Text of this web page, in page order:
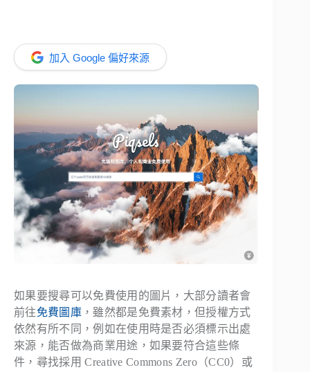
加入 Google 偏好來源
如果要搜尋可以免費使用的圖片，大部分讀者會
前往免費圖庫，雖然都是免費素材，但授權方式
依然有所不同，例如在使用時是否必須標示出處
來源，能否做為商業用途，如果要符合這些條
件，尋找採用 Creative Commons Zero（CC0）或